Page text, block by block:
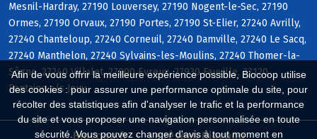
Afin de vous offrir la meilleure expérience possible, Biocoop utilise
des cookies : pour assurer une performance optimale du site, pour
récolter des statistiques afin d'analyser le trafic et la performance
du site et vous proposer une navigation personnalisée en toute
sécurité. Vous pouvez changer d'avis à tout moment en
Mesnil-Hardray, 27190 Louversey, 27190 Nogent-le-Sec, 27190
Ormes, 27190 Orvaux, 27190 Portes, 27190 St-Elier, 27240 Avrilly,
27240 Chanteloup, 27240 Corneuil, 27240 Damville, 27240 Le Sacq,
27240 Manthelon, 27240 Sylvains-les-Moulins, 27240 Thomer-la-
Sôgne, 27240 Villalet, 27000 Evreux, 27930 Fauville, 27120
Fontaine s/s Jouy
Biocoop.fr Le réseau Biocoop